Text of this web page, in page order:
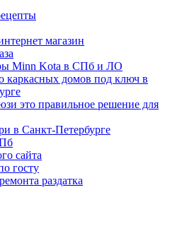
магазин
Minn Kota в СПб и ЛО
каркасных домов под ключ в
это правильное решение для
в Санкт-Петербурге
сайта
госту
раздатка